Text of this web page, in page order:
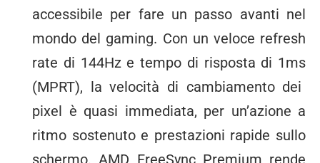
accessibile per fare un passo avanti nel
mondo del gaming. Con un veloce refresh
rate di 144Hz e tempo di risposta di 1ms
(MPRT), la velocità di cambiamento dei
pixel è quasi immediata, per un’azione a
ritmo sostenuto e prestazioni rapide sullo